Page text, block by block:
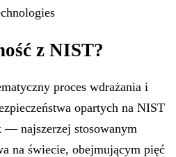
z NIST?
proces wdrażania i
opartych na NIST
— najszerzej stosowanym
na świecie, obejmującym pięć